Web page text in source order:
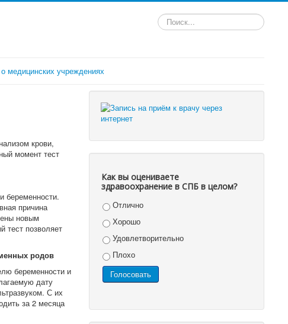
Искать...
медицинских учреждениях
крови,
момент тест
беременности.
причина
новым
тест позволяет
родов
беременности и
дату
С их
за 2 месяца
Как вы оцениваете
здравоохранение в СПБ в целом?
Отлично
Хорошо
Удовлетворительно
Плохо